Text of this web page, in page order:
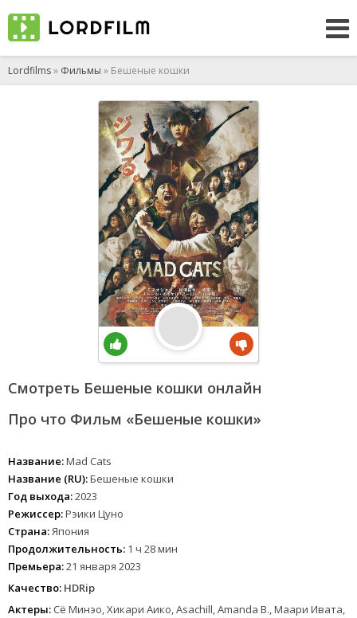
Lordfilms» Фильмы » Бешеные кошки
Смотреть Бешеные кошки онлайн
Про что Фильм «Бешеные кошки»
Название:Mad Cats
Название (RU):Бешеные кошки
Год выхода:2023
Режиссер:Рэики Цуно
Страна:Япония
Продолжительность: 1 ч 28 мин
Премьера:21 января 2023
Качество: HDRip
Актеры: Сё Минэо, Хикари Аико, Asachill, Amanda B., Маари Ивата,